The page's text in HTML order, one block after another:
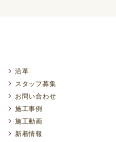
沿革
スタッフ募集
お問い合わせ
施工事例
施工動画
新着情報